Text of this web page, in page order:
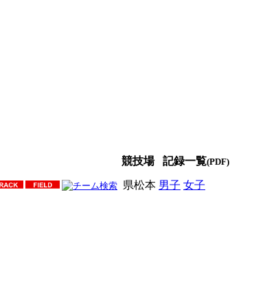
競技場 記録一覧(PDF)
県松本 男子 女子